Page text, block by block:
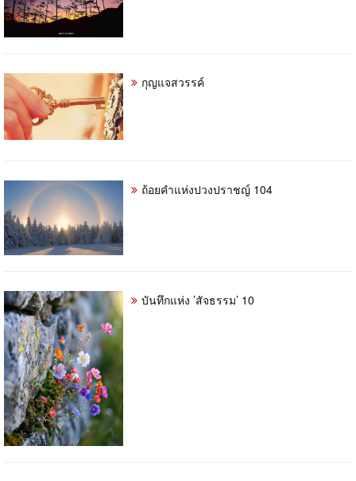
กุญแจสวรรค์
ถ้อยคำแห่งปวงปราชญ์ 104
บันทึกแห่ง ’สัจธรรม’ 10